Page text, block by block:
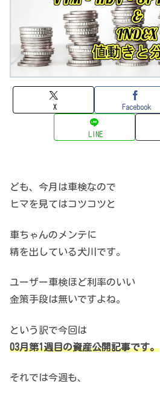
X Facebook
LINE
ども、今月は車検なので
ヒマを見てはコツコツと
車ちゃんのメンテに
精を出している犬川です。
ユーザー車検ほど利率のいい
金策手段は無いですよね。
という訳で今回は
03月第1週目の資産公開記事です。
それでは今週も、